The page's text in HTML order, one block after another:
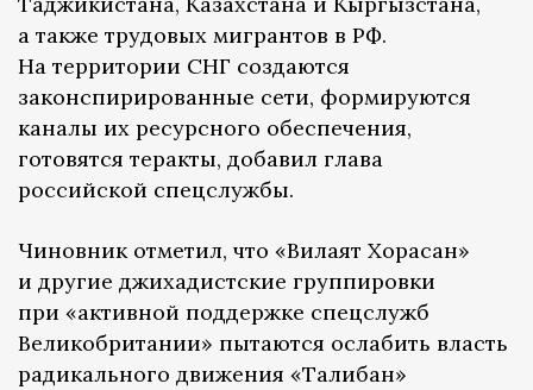
а также трудовых мигрантов в РФ.
На территории СНГ создаются
законспирированные сети, формируются
каналы их ресурсного обеспечения,
готовятся теракты, добавил глава
российской спецслужбы.
Чиновник отметил, что «Вилаят Хорасан»
и другие джихадистские группировки
при «активной поддержке спецслужб
Великобритании» пытаются ослабить власть
радикального движения «Талибан»